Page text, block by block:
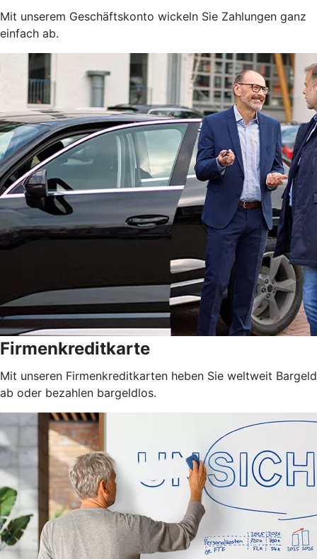
Mit unserem Geschäftskonto wickeln Sie Zahlungen ganz
einfach ab.
Firmenkreditkarte
Mit unseren Firmenkreditkarten heben Sie weltweit Bargeld
ab oder bezahlen bargeldlos.